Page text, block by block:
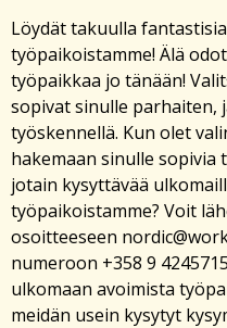
Löydät takuulla
työpaikoistamme! Älä
työpaikkaa jo tänään!
sopivat sinulle parhaiten,
työskennellä. Kun olet
hakemaan sinulle sopivia
jotain kysyttävää
työpaikoistamme? Voit
osoitteeseen
numeroon +358 9
ulkomaan avoimista
meidän usein kysytyt